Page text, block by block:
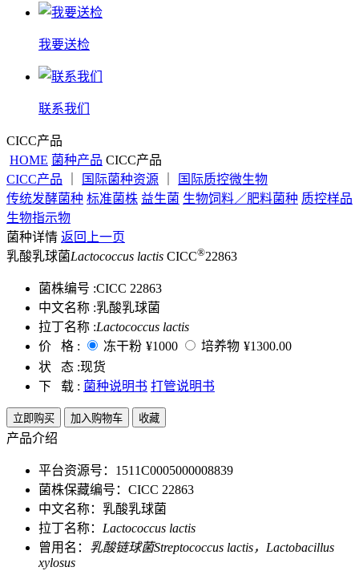
我要送检
联系我们
CICC产品
HOME 菌种产品 CICC产品
CICC产品
国际菌种资源
国际质控微生物
传统发酵菌种 标准菌株 益生菌 生物饲料／肥料菌种 质控样品
生物指示物
菌种详情 返回上一页
乳酸乳球菌Lactococcus lactis CICC®22863
菌株编号 :CICC 22863
中文名称 :乳酸乳球菌
拉丁名称 :Lactococcus lactis
价 格 :
冻干粉 ¥1000 培养物 ¥1300.00
状 态 :现货
下 载 : 菌种说明书 打管说明书
立即购买 加入购物车 收藏
产品介绍
平台资源号：1511C0005000008839
菌株保藏编号：CICC 22863
中文名称：乳酸乳球菌
拉丁名称： Lactococcus lactis
曾用名： 乳酸链球菌Streptococcus lactis，Lactobacillus
xylosus